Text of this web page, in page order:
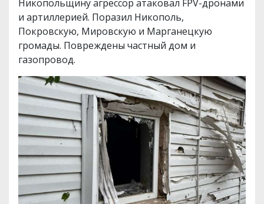
Никопольщину агрессор атаковал FPV-дронами
и артиллерией. Поразил Никополь,
Покровскую, Мировскую и Марганецкую
громады. Повреждены частный дом и
газопровод.